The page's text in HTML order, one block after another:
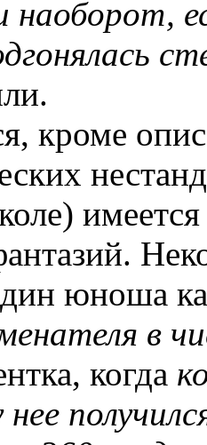
наоборот,
кроме
юноша
в
когда